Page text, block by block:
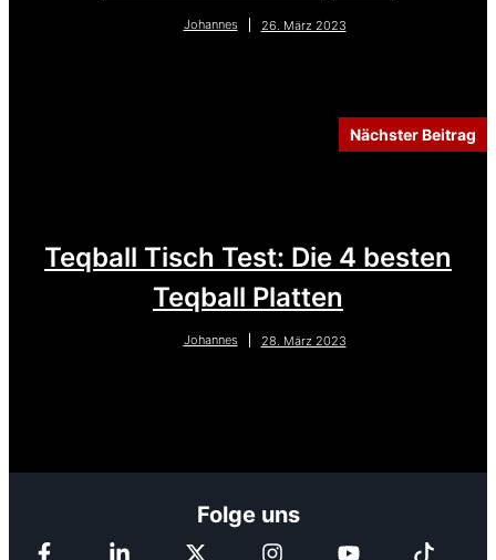
Johannes 26. März 2023
Nächster Beitrag
Teqball Tisch Test: Die 4 besten
Teqball Platten
Johannes 28. März 2023
Folge uns